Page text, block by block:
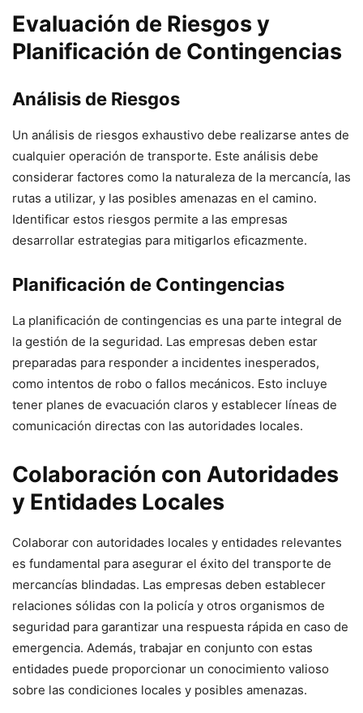
Evaluación de Riesgos y
Planificación de Contingencias
Análisis de Riesgos
Un análisis de riesgos exhaustivo debe realizarse antes de
cualquier operación de transporte. Este análisis debe
considerar factores como la naturaleza de la mercancía, las
rutas a utilizar, y las posibles amenazas en el camino.
Identificar estos riesgos permite a las empresas
desarrollar estrategias para mitigarlos eficazmente.
Planificación de Contingencias
La planificación de contingencias es una parte integral de
la gestión de la seguridad. Las empresas deben estar
preparadas para responder a incidentes inesperados,
como intentos de robo o fallos mecánicos. Esto incluye
tener planes de evacuación claros y establecer líneas de
comunicación directas con las autoridades locales.
Colaboración con Autoridades
y Entidades Locales
Colaborar con autoridades locales y entidades relevantes
es fundamental para asegurar el éxito del transporte de
mercancías blindadas. Las empresas deben establecer
relaciones sólidas con la policía y otros organismos de
seguridad para garantizar una respuesta rápida en caso de
emergencia. Además, trabajar en conjunto con estas
entidades puede proporcionar un conocimiento valioso
sobre las condiciones locales y posibles amenazas.